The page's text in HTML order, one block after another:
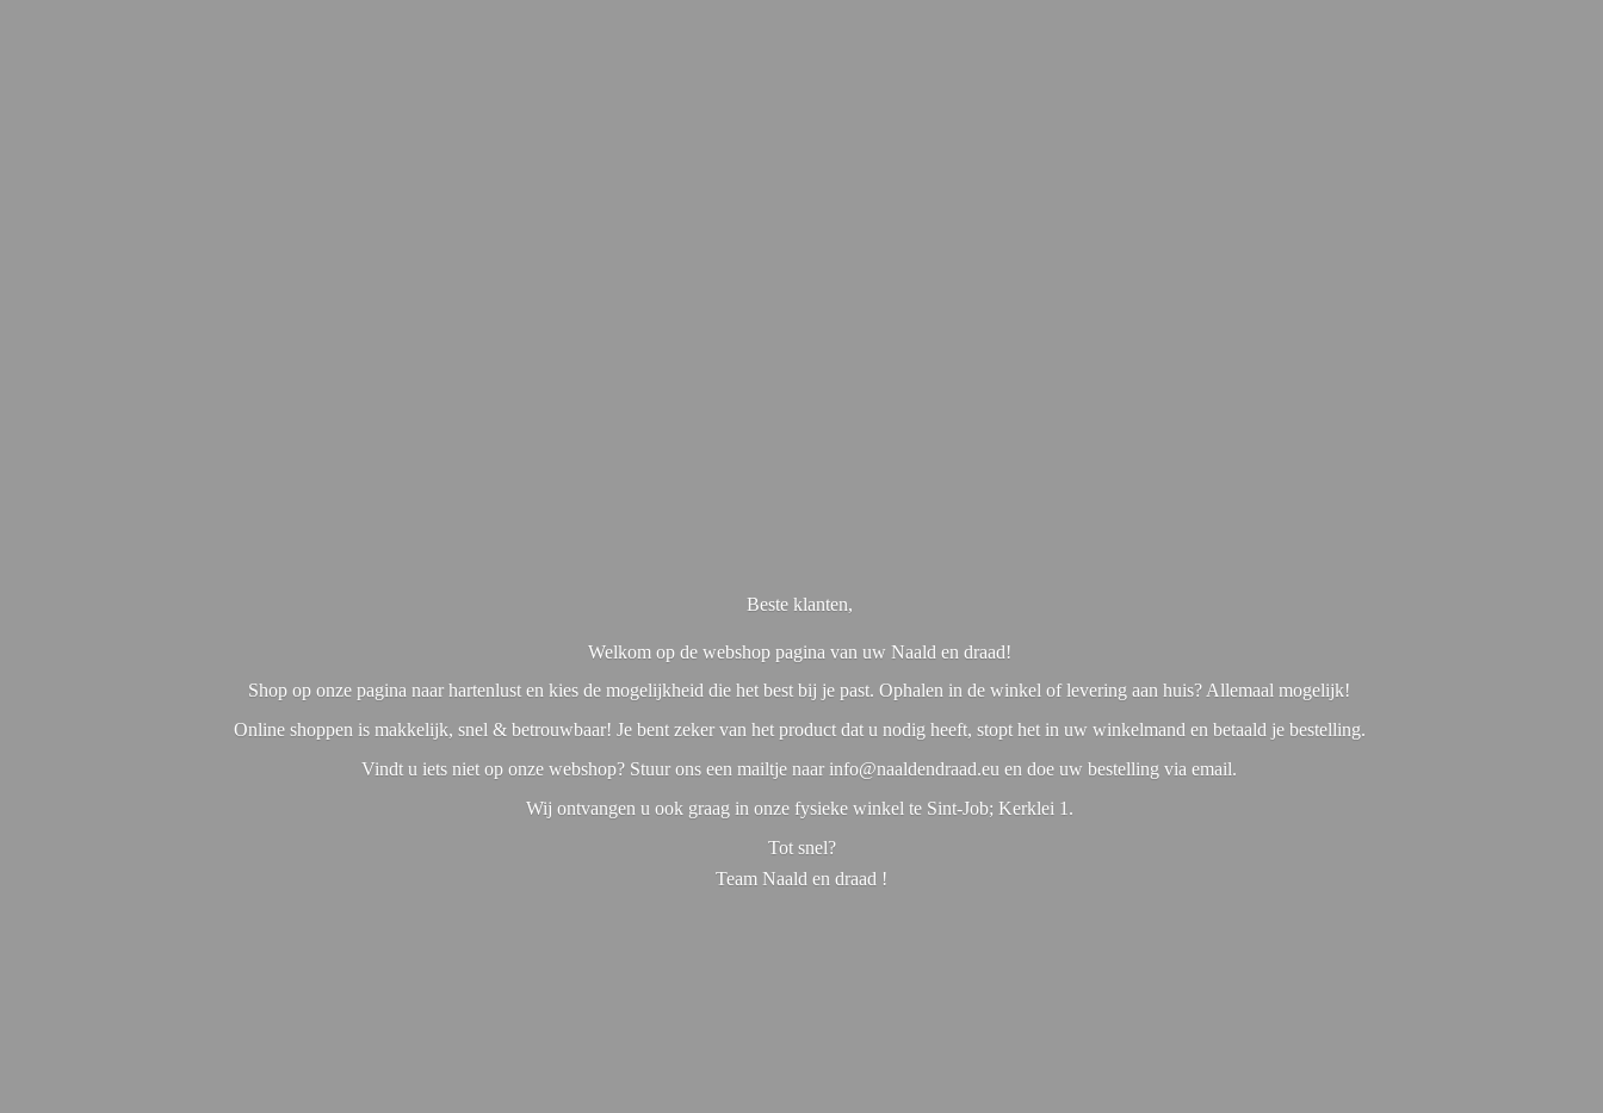
Beste klanten,
Welkom op de webshop pagina van uw Naald en draad!
Shop op onze pagina naar hartenlust en kies de mogelijkheid die het best bij je past. Ophalen in de winkel of levering aan huis? Allemaal mogelijk!
Online shoppen is makkelijk, snel & betrouwbaar! Je bent zeker van het product dat u nodig heeft, stopt het in uw winkelmand en betaald je bestelling.
Vindt u iets niet op onze webshop? Stuur ons een mailtje naar info@naaldendraad.eu en doe uw bestelling via email.
Wij ontvangen u ook graag in onze fysieke winkel te Sint-Job; Kerklei 1.
Tot snel?
Team Naald en draad !